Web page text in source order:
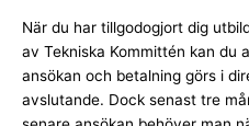
När du har tillgodogjort dig
av Tekniska Kommittén kan du
ansökan och betalning görs i
avslutande. Dock senast tre